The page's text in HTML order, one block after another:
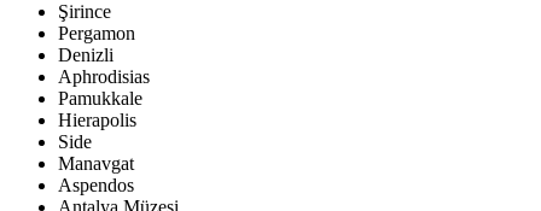
Şirince
Pergamon
Denizli
Aphrodisias
Pamukkale
Hierapolis
Side
Manavgat
Aspendos